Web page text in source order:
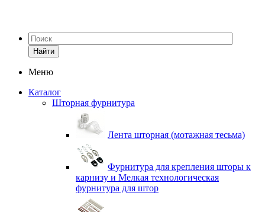
Найти
Меню
Каталог
Шторная фурнитура
Лента шторная (мотажная тесьма)
Фурнитура для крепления шторы к
карнизу и Мелкая технологическая
фурнитура для штор